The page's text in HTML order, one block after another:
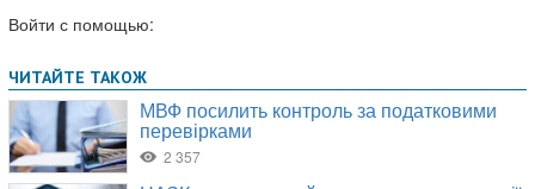
Войти с помощью: